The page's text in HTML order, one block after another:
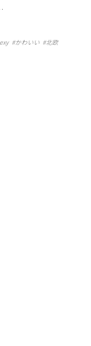
#かわいい #北欧